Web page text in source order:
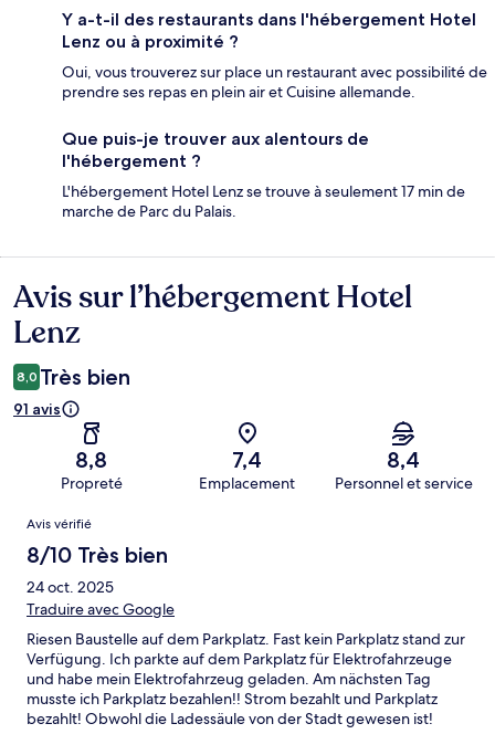
Y a-t-il des restaurants dans l'hébergement Hotel
Lenz ou à proximité ?
Oui, vous trouverez sur place un restaurant avec possibilité de
prendre ses repas en plein air et Cuisine allemande.
Que puis-je trouver aux alentours de
l'hébergement ?
L'hébergement Hotel Lenz se trouve à seulement 17 min de
marche de Parc du Palais.
Avis
Avis sur l’hébergement Hotel
Lenz
8,0 Très bien
91 avis
8,8
Propreté
7,4
Emplacement
8,4
Personnel et service
Avis
Avis vérifié
8/10 Très bien
24 oct. 2025
Traduire avec Google
Riesen Baustelle auf dem Parkplatz. Fast kein Parkplatz stand zur
Verfügung. Ich parkte auf dem Parkplatz für Elektrofahrzeuge
und habe mein Elektrofahrzeug geladen. Am nächsten Tag
musste ich Parkplatz bezahlen!! Strom bezahlt und Parkplatz
bezahlt! Obwohl die Ladessäule von der Stadt gewesen ist!